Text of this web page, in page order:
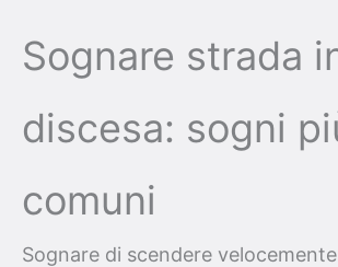
Sognare strada
discesa: sogni
comuni
Sognare di scendere